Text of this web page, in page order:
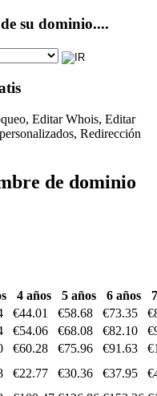
su dominio....
Editar Whois, Editar
Redirección
de dominio
4 años 5 años 6 años
€44.01 €58.68 €73.35
€54.06 €68.08 €82.10
€60.28 €75.96 €91.63
€22.77 €30.36 €37.95